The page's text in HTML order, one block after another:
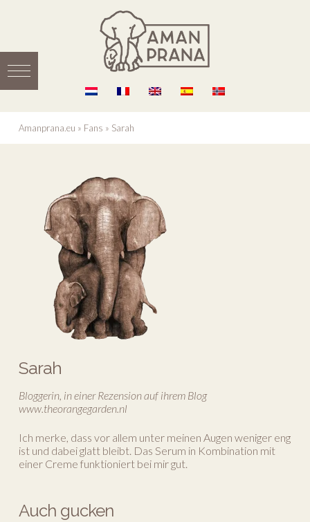
Amanprana.eu » Fans » Sarah
Sarah
Bloggerin, in einer Rezension auf ihrem Blog
www.theorangegarden.nl
Ich merke, dass vor allem unter meinen Augen weniger eng
ist und dabei glatt bleibt. Das Serum in Kombination mit
einer Creme funktioniert bei mir gut.
Auch gucken